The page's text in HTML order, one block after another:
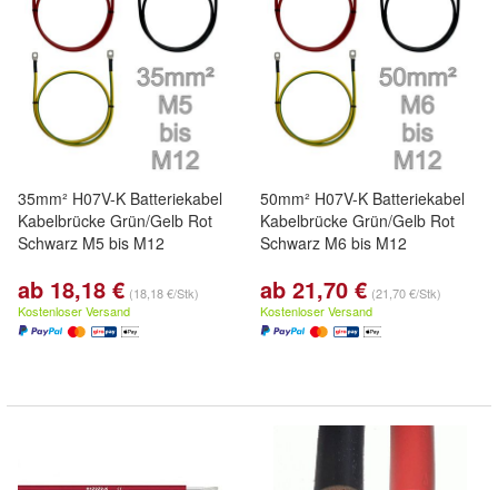
35mm² H07V-K Batteriekabel
Kabelbrücke Grün/Gelb Rot
Schwarz M5 bis M12
ab 18,18 € (18,18 €/Stk)
Kostenloser Versand
50mm² H07V-K Batteriekabel
Kabelbrücke Grün/Gelb Rot
Schwarz M6 bis M12
ab 21,70 € (21,70 €/Stk)
Kostenloser Versand